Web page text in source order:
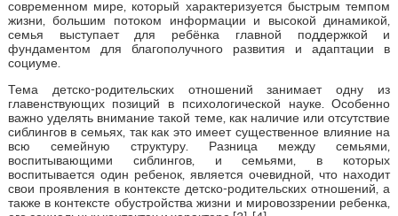
современном мире, который характеризуется быстрым темпом
жизни, большим потоком информации и высокой динамикой,
семья выступает для ребёнка главной поддержкой и
фундаментом для благополучного развития и адаптации в
социуме.
Тема детско-родительских отношений занимает одну из
главенствующих позиций в психологической науке. Особенно
важно уделять внимание такой теме, как наличие или отсутствие
сиблингов в семьях, так как это имеет существенное влияние на
всю семейную структуру. Разница между семьями,
воспитывающими сиблингов, и семьями, в которых
воспитывается один ребенок, является очевидной, что находит
свои проявления в контексте детско-родительских отношений, а
также в контексте обустройства жизни и мировоззрении ребенка,